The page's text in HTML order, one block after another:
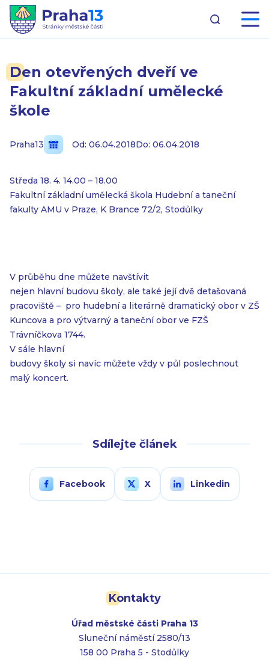
Den otevřených dveří ve
Fakultní základní umělecké
škole
Praha13 Od: 06.04.2018Do: 06.04.2018
Středa 18. 4. 14.00 – 18.00
Fakultní základní umělecká škola Hudební a taneční
fakulty AMU v Praze, K Brance 72/2, Stodůlky
V průběhu dne můžete navštívit
nejen hlavní budovu školy, ale také její dvě detašovaná
pracoviště – pro hudební a literárně dramatický obor v ZŠ
Kuncova a pro výtvarný a taneční obor ve FZŠ
Trávníčkova 1744.
V sále hlavní
budovy školy si navíc můžete vždy v půl poslechnout
malý koncert.
Sdílejte článek
Facebook X Linkedin
Kontakty
Úřad městské části Praha 13
Sluneční náměstí 2580/13
158 00 Praha 5 - Stodůlky